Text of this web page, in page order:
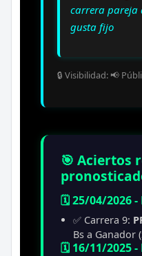
carrera pareja
gusta fijo
🔒 Visibilidad: 📢
🎯 Aciertos
🗓️ 25/04/2026
✅ Carrera 9:
Bs a Ganador
🗓️ 16/11/2025